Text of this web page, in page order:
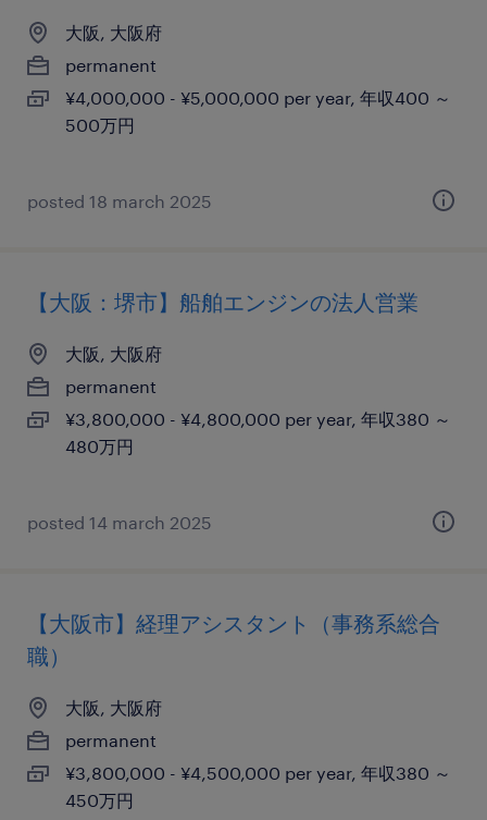
大阪, 大阪府
permanent
¥4,000,000 - ¥5,000,000 per year, 年収400 ～
500万円
posted 18 march 2025
【大阪：堺市】船舶エンジンの法人営業
大阪, 大阪府
permanent
¥3,800,000 - ¥4,800,000 per year, 年収380 ～
480万円
posted 14 march 2025
【大阪市】経理アシスタント（事務系総合
職）
大阪, 大阪府
permanent
¥3,800,000 - ¥4,500,000 per year, 年収380 ～
450万円